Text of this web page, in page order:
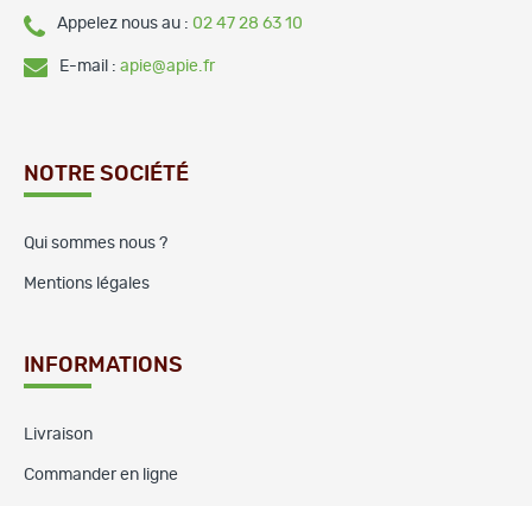
Appelez nous au : 02 47 28 63 10
E-mail : apie@apie.fr
NOTRE SOCIÉTÉ
Qui sommes nous ?
Mentions légales
INFORMATIONS
Livraison
Commander en ligne